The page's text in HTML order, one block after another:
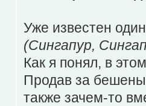
Уже известен
(Сингапур,
Как я понял, в
Продав за
также зачем-то